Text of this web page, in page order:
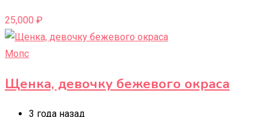
25,000 ₽
Мопс
Щенка, девочку бежевого окраса
3 года назад